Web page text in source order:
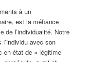
à un
est la méfiance
de l’individualité. Notre
avec son
en état de « légitime